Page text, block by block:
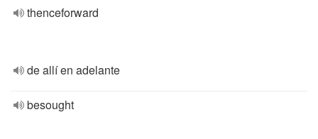
thenceforward
de allí en adelante
besought